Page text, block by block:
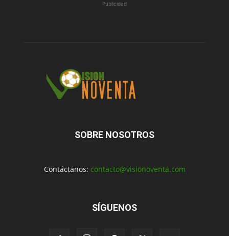
Publicidad
SOBRE NOSOTROS
Contáctanos: contacto@visionoventa.com
SÍGUENOS